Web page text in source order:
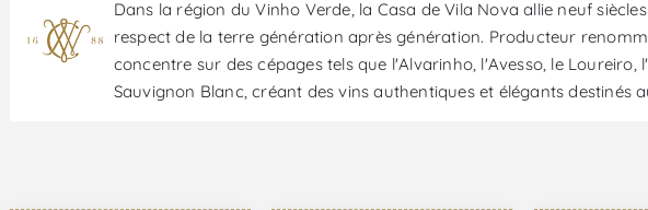
Dans la région du Vinho Verde, la Casa de Vila Nova allie neuf
respect de la terre génération après génération. Producteur
concentre sur des cépages tels que l'Alvarinho, l'Avesso, le
Sauvignon Blanc, créant des vins authentiques et élégants destinés